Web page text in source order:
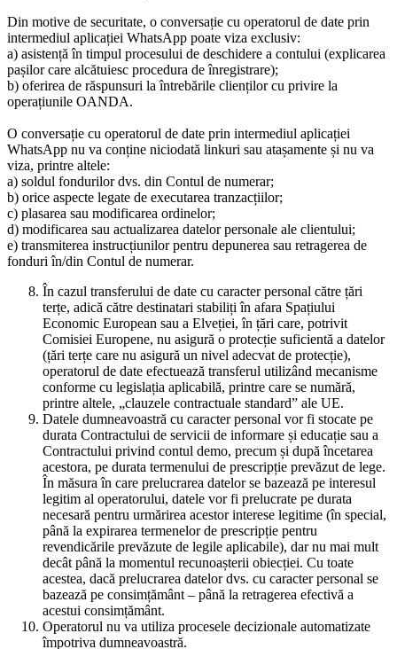
Din motive de securitate, o conversație cu operatorul de date prin
intermediul aplicației WhatsApp poate viza exclusiv:
a) asistență în timpul procesului de deschidere a contului (explicarea
pașilor care alcătuiesc procedura de înregistrare);
b) oferirea de răspunsuri la întrebările clienților cu privire la
operațiunile OANDA.
O conversație cu operatorul de date prin intermediul aplicației
WhatsApp nu va conține niciodată linkuri sau atașamente și nu va
viza, printre altele:
a) soldul fondurilor dvs. din Contul de numerar;
b) orice aspecte legate de executarea tranzacțiilor;
c) plasarea sau modificarea ordinelor;
d) modificarea sau actualizarea datelor personale ale clientului;
e) transmiterea instrucțiunilor pentru depunerea sau retragerea de
fonduri în/din Contul de numerar.
În cazul transferului de date cu caracter personal către țări
terțe, adică către destinatari stabiliți în afara Spațiului
Economic European sau a Elveției, în țări care, potrivit
Comisiei Europene, nu asigură o protecție suficientă a datelor
(țări terțe care nu asigură un nivel adecvat de protecție),
operatorul de date efectuează transferul utilizând mecanisme
conforme cu legislația aplicabilă, printre care se numără,
printre altele, „clauzele contractuale standard” ale UE.
Datele dumneavoastră cu caracter personal vor fi stocate pe
durata Contractului de servicii de informare și educație sau a
Contractului privind contul demo, precum și după încetarea
acestora, pe durata termenului de prescripție prevăzut de lege.
În măsura în care prelucrarea datelor se bazează pe interesul
legitim al operatorului, datele vor fi prelucrate pe durata
necesară pentru urmărirea acestor interese legitime (în special,
până la expirarea termenelor de prescripție pentru
revendicările prevăzute de legile aplicabile), dar nu mai mult
decât până la momentul recunoașterii obiecției. Cu toate
acestea, dacă prelucrarea datelor dvs. cu caracter personal se
bazează pe consimțământ – până la retragerea efectivă a
acestui consimțământ.
Operatorul nu va utiliza procesele decizionale automatizate
împotriva dumneavoastră.